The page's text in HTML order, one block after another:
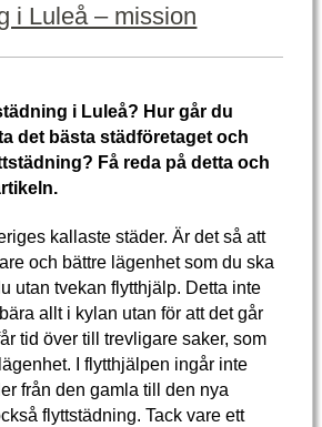
i Luleå – mission
i Luleå? Hur går du
det bästa städföretaget och
Få reda på detta och
kallaste städer. Är det så att
och bättre lägenhet som du ska
utan tvekan flytthjälp. Detta inte
allt i kylan utan för att det går
tid över till trevligare saker, som
I flytthjälpen ingår inte
från den gamla till den nya
flyttstädning. Tack vare ett